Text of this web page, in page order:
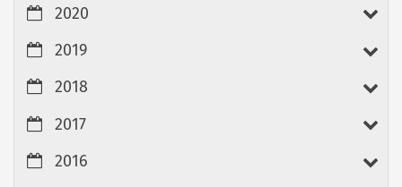
2020
2019
2018
2017
2016